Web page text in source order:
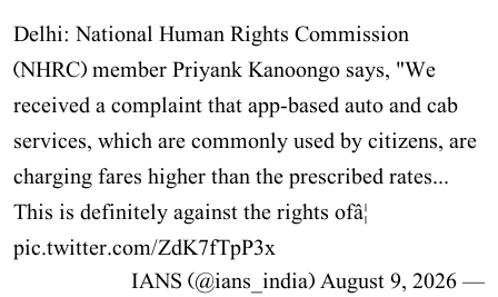
Delhi: National Human Rights Commission
(NHRC) member Priyank Kanoongo says, "We
received a complaint that app-based auto and cab
services, which are commonly used by citizens, are
charging fares higher than the prescribed rates...
This is definitely against the rights ofâ¦
pic.twitter.com/ZdK7fTpP3x
— IANS (@ians_india)
August 9, 2026